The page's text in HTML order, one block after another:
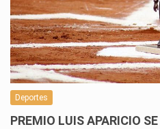
Deportes
PREMIO LUIS APARICIO